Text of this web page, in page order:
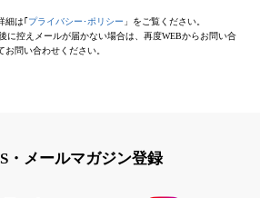
細は｢プライバシー･ポリシー 」をご覧ください。
に控えメールが届かない場合は、再度WEBからお問い合
問い合わせください。
・メールマガジン登録